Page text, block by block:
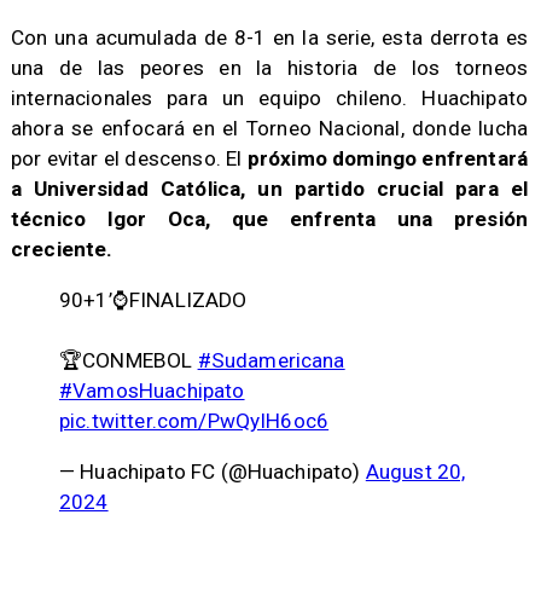
Con una acumulada de 8-1 en la serie, esta derrota es
una de las peores en la historia de los torneos
internacionales para un equipo chileno. Huachipato
ahora se enfocará en el Torneo Nacional, donde lucha
por evitar el descenso. El próximo domingo enfrentará
a Universidad Católica, un partido crucial para el
técnico Igor Oca, que enfrenta una presión
creciente.
90+1’⌚️FINALIZADO
🏆CONMEBOL #Sudamericana
#VamosHuachipato
pic.twitter.com/PwQyIH6oc6
— Huachipato FC (@Huachipato) August 20,
2024